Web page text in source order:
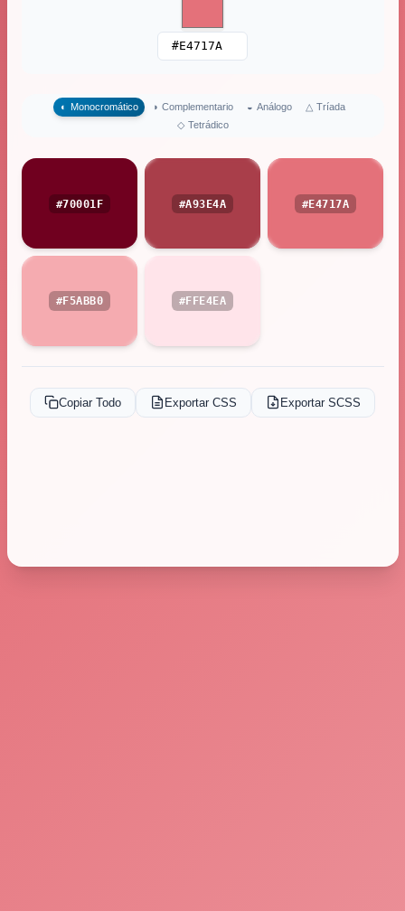
◐ Monocromático ◑ Complementario ◒ Análogo △ Tríada
◇ Tetrádico
#70001F #A93E4A #E4717A
#F5ABB0 #FFE4EA
Copiar Todo Exportar CSS Exportar SCSS